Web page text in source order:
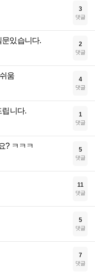
3
댓글
있습니다. 2
댓글
움 4
댓글
립니다. 1
댓글
? ㅋㅋㅋ 5
댓글
11
댓글
5
댓글
7
댓글